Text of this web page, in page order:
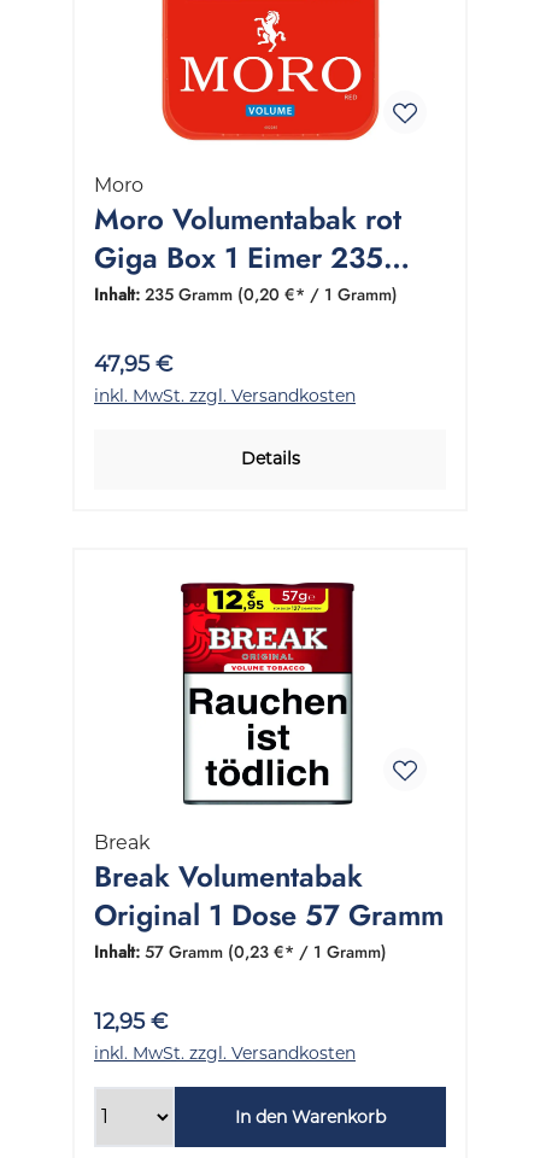
Moro
Moro Volumentabak rot
Giga Box 1 Eimer 235
Gramm
Inhalt: 235 Gramm (0,20 €* / 1 Gramm)
47,95 €
inkl. MwSt. zzgl. Versandkosten
Details
Break
Break Volumentabak
Original 1 Dose 57 Gramm
Inhalt: 57 Gramm (0,23 €* / 1 Gramm)
12,95 €
inkl. MwSt. zzgl. Versandkosten
In den Warenkorb